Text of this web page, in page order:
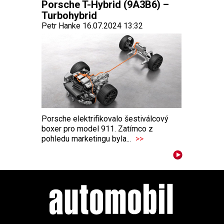
Porsche T-Hybrid (9A3B6) –
Turbohybrid
Petr Hanke 16.07.2024 13:32
Porsche elektrifikovalo šestiválcový
boxer pro model 911. Zatímco z
pohledu marketingu byla... >>